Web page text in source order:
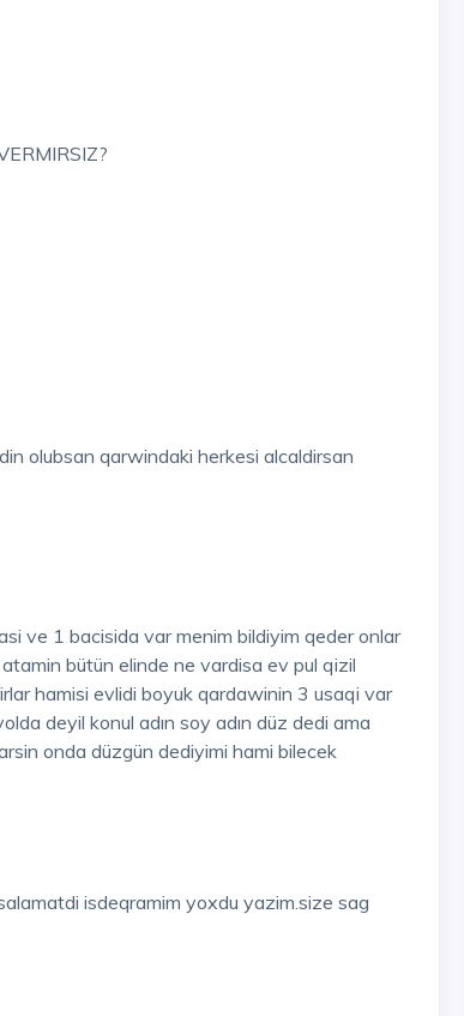
olubsan qarwindaki herkesi alcaldirsan
ve 1 bacisida var menim bildiyim qeder onlar
bütün elinde ne vardisa ev pul qizil
hamisi evlidi boyuk qardawinin 3 usaqi var
deyil konul adın soy adın düz dedi ama
onda düzgün dediyimi hami bilecek
isdeqramim yoxdu yazim.size sag